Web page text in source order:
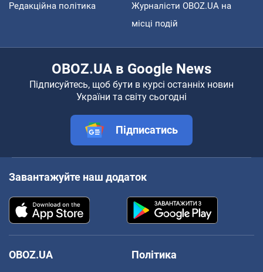
Редакційна політика
Журналісти OBOZ.UA на
місці подій
OBOZ.UA в Google News
Підписуйтесь, щоб бути в курсі останніх новин
України та світу сьогодні
Підписатись
Завантажуйте наш додаток
OBOZ.UA
Політика